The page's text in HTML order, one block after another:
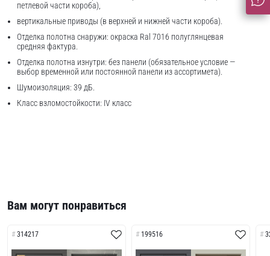
петлевой части короба),
вертикальные приводы (в верхней и нижней части короба).
Отделка полотна снаружи: окраска Ral 7016 полуглянцевая
средняя фактура.
Отделка полотна изнутри: без панели (обязательное условие —
выбор временной или постоянной панели из ассортимета).
Шумоизоляция: 39 дБ.
Класс взломостойкости: IV класс
Вам могут понравиться
314217 199516